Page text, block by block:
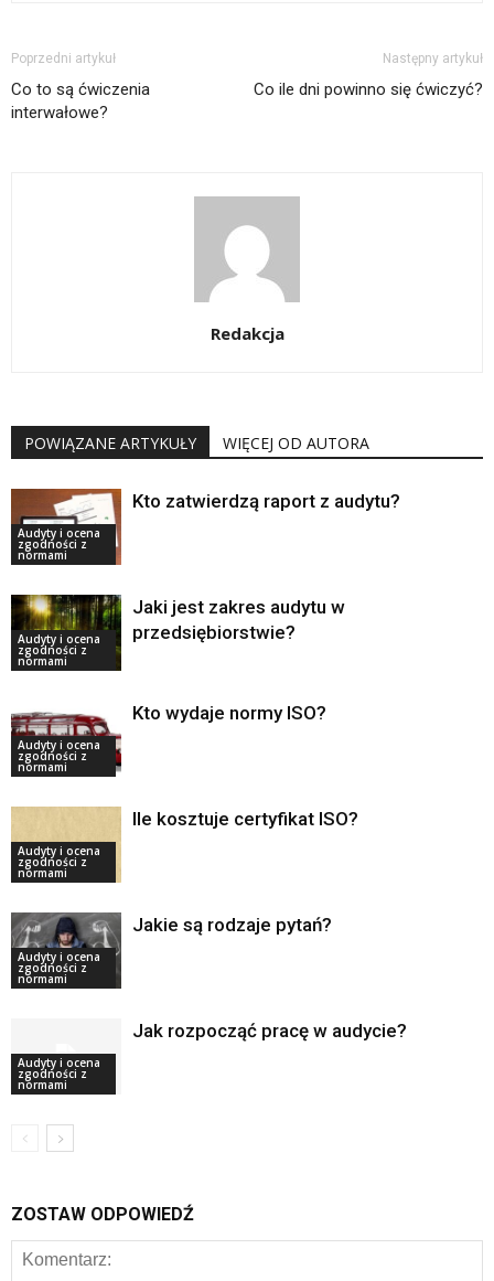
Poprzedni artykuł
Co to są ćwiczenia
interwałowe?
Następny artykuł
Co ile dni powinno się ćwiczyć?
Redakcja
POWIĄZANE ARTYKUŁY WIĘCEJ OD AUTORA
Audyty i ocena
zgodności z
normami
Kto zatwierdzą raport z audytu?
Audyty i ocena
zgodności z
normami
Jaki jest zakres audytu w
przedsiębiorstwie?
Audyty i ocena
zgodności z
normami
Kto wydaje normy ISO?
Audyty i ocena
zgodności z
normami
Ile kosztuje certyfikat ISO?
Audyty i ocena
zgodności z
normami
Jakie są rodzaje pytań?
Audyty i ocena
zgodności z
normami
Jak rozpocząć pracę w audycie?
ZOSTAW ODPOWIEDŹ